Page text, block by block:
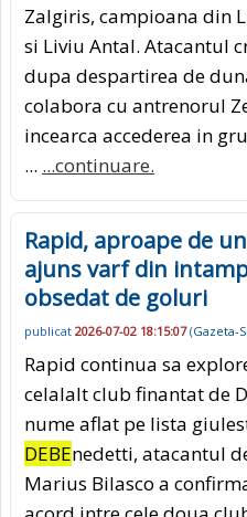
Zalgiris, campioana din
si Liviu Antal. Atacantul
dupa despartirea de
colabora cu antrenorul
incearca accederea in
... ...continuare.
Rapid, aproape de
ajuns varf din
obsedat de goluri
publicat 2026-07-02 18:15:07(Gazeta-
Rapid continua sa
celalalt club finantat de
nume aflat pe lista
DEBEnedetti, atacantul
Marius Bilasco a